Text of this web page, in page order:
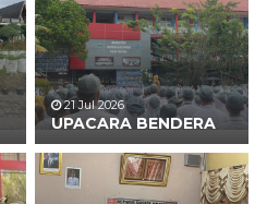
21 Jul 2026
UPACARA BENDERA